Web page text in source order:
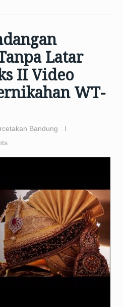
Latar
II Video
WT-
Bandung